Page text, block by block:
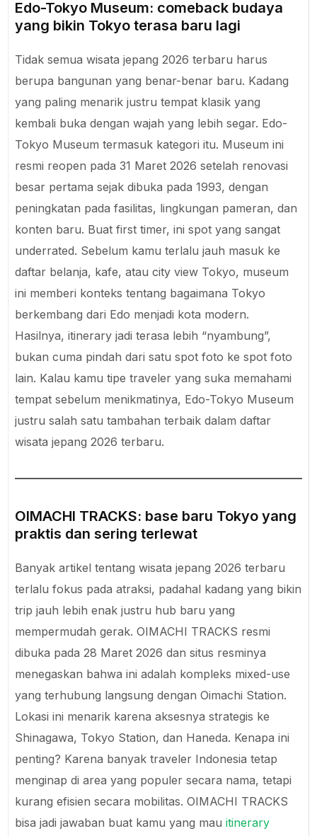
Edo-Tokyo Museum: comeback budaya
yang bikin Tokyo terasa baru lagi
Tidak semua wisata jepang 2026 terbaru harus
berupa bangunan yang benar-benar baru. Kadang
yang paling menarik justru tempat klasik yang
kembali buka dengan wajah yang lebih segar. Edo-
Tokyo Museum termasuk kategori itu. Museum ini
resmi reopen pada 31 Maret 2026 setelah renovasi
besar pertama sejak dibuka pada 1993, dengan
peningkatan pada fasilitas, lingkungan pameran, dan
konten baru. Buat first timer, ini spot yang sangat
underrated. Sebelum kamu terlalu jauh masuk ke
daftar belanja, kafe, atau city view Tokyo, museum
ini memberi konteks tentang bagaimana Tokyo
berkembang dari Edo menjadi kota modern.
Hasilnya, itinerary jadi terasa lebih “nyambung”,
bukan cuma pindah dari satu spot foto ke spot foto
lain. Kalau kamu tipe traveler yang suka memahami
tempat sebelum menikmatinya, Edo-Tokyo Museum
justru salah satu tambahan terbaik dalam daftar
wisata jepang 2026 terbaru.
OIMACHI TRACKS: base baru Tokyo yang
praktis dan sering terlewat
Banyak artikel tentang wisata jepang 2026 terbaru
terlalu fokus pada atraksi, padahal kadang yang bikin
trip jauh lebih enak justru hub baru yang
mempermudah gerak. OIMACHI TRACKS resmi
dibuka pada 28 Maret 2026 dan situs resminya
menegaskan bahwa ini adalah kompleks mixed-use
yang terhubung langsung dengan Oimachi Station.
Lokasi ini menarik karena aksesnya strategis ke
Shinagawa, Tokyo Station, dan Haneda. Kenapa ini
penting? Karena banyak traveler Indonesia tetap
menginap di area yang populer secara nama, tetapi
kurang efisien secara mobilitas. OIMACHI TRACKS
bisa jadi jawaban buat kamu yang mauitinerary